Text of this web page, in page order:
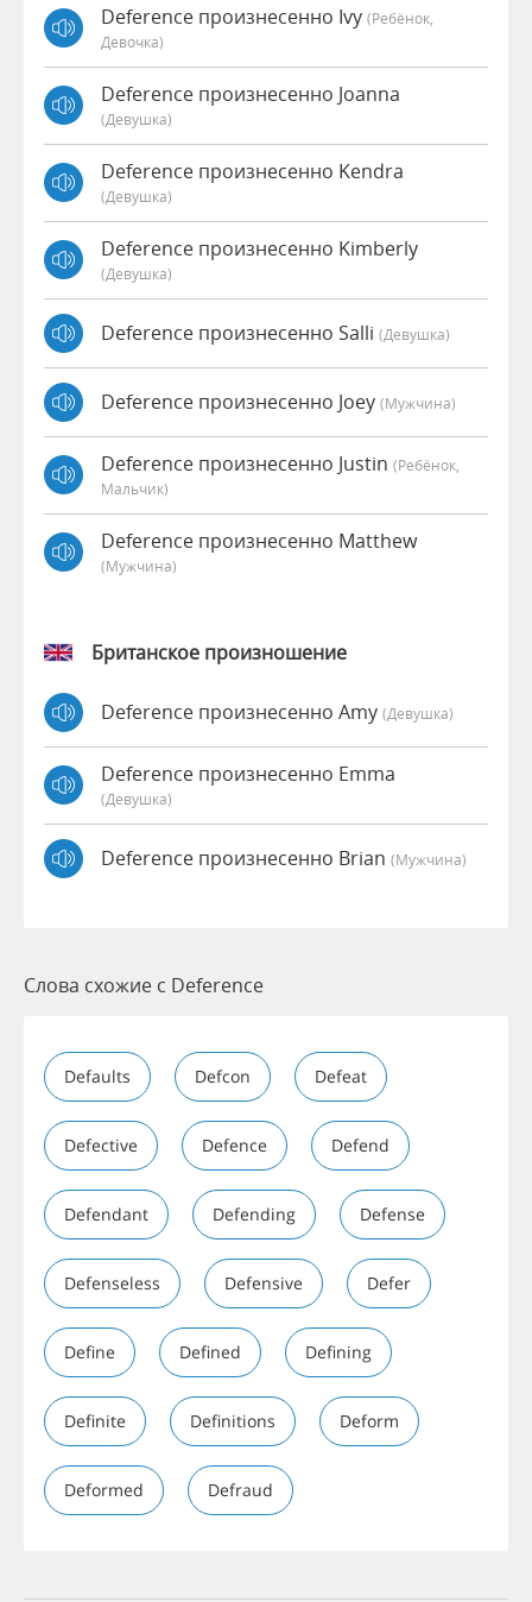
Deference произнесенно Ivy (Ребёнок,
Девочка)
Deference произнесенно Joanna
(девушка)
Deference произнесенно Kendra
(девушка)
Deference произнесенно Kimberly
(девушка)
Deference произнесенно Salli (девушка)
Deference произнесенно Joey (мужчина)
Deference произнесенно Justin (Ребёнок,
Мальчик)
Deference произнесенно Matthew
(мужчина)
Британское произношение
Deference произнесенно Amy (девушка)
Deference произнесенно Emma
(девушка)
Deference произнесенно Brian (мужчина)
Слова схожие с Deference
Defaults Defcon Defeat
Defective Defence Defend
Defendant Defending Defense
Defenseless Defensive Defer
Define Defined Defining
Definite Definitions Deform
Deformed Defraud